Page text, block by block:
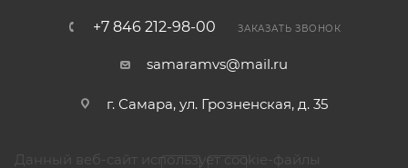
+7 846 212-98-00 ЗАКАЗАТЬ ЗВОНОК
samaramvs@mail.ru
г. Самара, ул. Грозненская, д. 35
Данный веб-сайт использует cookie-файлы